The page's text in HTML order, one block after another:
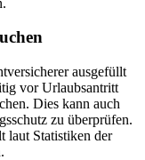
ausgefüllt
vor Urlaubsantritt
Dies kann auch
zu überprüfen.
laut Statistiken der